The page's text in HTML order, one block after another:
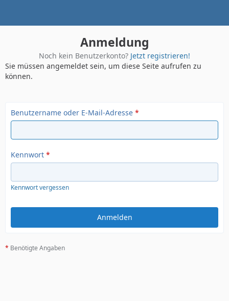
Anmeldung
Noch kein Benutzerkonto? Jetzt registrieren!
Sie müssen angemeldet sein, um diese Seite aufrufen zu
können.
Benutzername oder E-Mail-Adresse *
Kennwort *
Kennwort vergessen
* Benötigte Angaben